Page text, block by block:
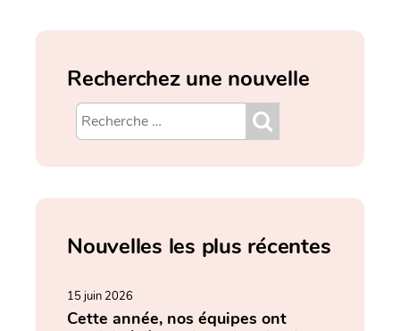
Recherchez une nouvelle
Nouvelles les plus récentes
15 juin 2026
Cette année, nos équipes ont